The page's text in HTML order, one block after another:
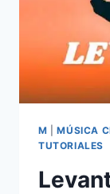
M |MÚSICA
TUTORIALES